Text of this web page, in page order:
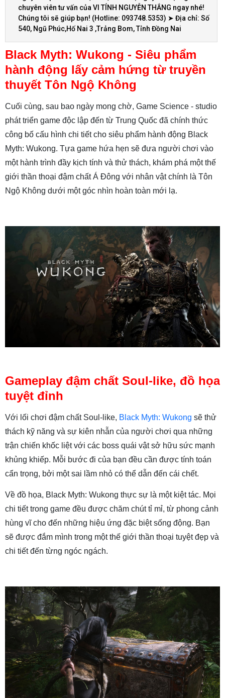
chuyên viên tư vấn của VI TÍNH NGUYỄN THẮNG ngay nhé!
Chúng tôi sẽ giúp bạn! (Hotline: 093748.5353) ➤ Địa chỉ: Số
540, Ngũ Phúc,Hố Nai 3 ,Trảng Bom, Tỉnh Đồng Nai
Black Myth: Wukong - Siêu phẩm
hành động lấy cảm hứng từ truyền
thuyết Tôn Ngộ Không
Cuối cùng, sau bao ngày mong chờ, Game Science - studio
phát triển game độc lập đến từ Trung Quốc đã chính thức
công bố cấu hình chi tiết cho siêu phẩm hành động Black
Myth: Wukong. Tựa game hứa hẹn sẽ đưa người chơi vào
một hành trình đầy kịch tính và thử thách, khám phá một thế
giới thần thoại đậm chất Á Đông với nhân vật chính là Tôn
Ngộ Không dưới một góc nhìn hoàn toàn mới lạ.
Gameplay đậm chất Soul-like, đồ họa
tuyệt đỉnh
Với lối chơi đậm chất Soul-like, Black Myth: Wukong sẽ thử
thách kỹ năng và sự kiên nhẫn của người chơi qua những
trận chiến khốc liệt với các boss quái vật sở hữu sức mạnh
khủng khiếp. Mỗi bước đi của bạn đều cần được tính toán
cẩn trọng, bởi một sai lầm nhỏ có thể dẫn đến cái chết.
Về đồ họa, Black Myth: Wukong thực sự là một kiệt tác. Mọi
chi tiết trong game đều được chăm chút tỉ mỉ, từ phong cảnh
hùng vĩ cho đến những hiệu ứng đặc biệt sống động. Bạn
sẽ được đắm mình trong một thế giới thần thoại tuyệt đẹp và
chi tiết đến từng ngóc ngách.